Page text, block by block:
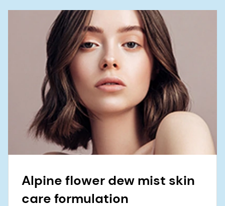
Alpine flower dew mist skin
care formulation